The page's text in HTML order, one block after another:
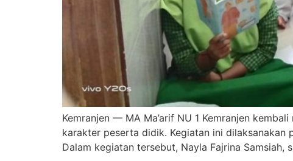
Kemranjen — MA Ma’arif NU 1 Kemranjen
karakter peserta didik. Kegiatan ini dilaksanakan
Dalam kegiatan tersebut, Nayla Fajrina